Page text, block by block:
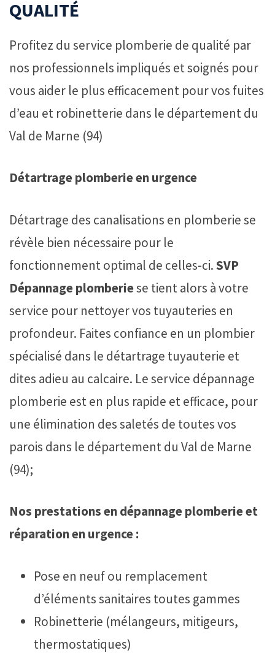
QUALITÉ
Profitez du service plomberie de qualité par
nos professionnels impliqués et soignés pour
vous aider le plus efficacement pour vos fuites
d’eau et robinetterie dans le département du
Val de Marne (94)
Détartrage plomberie en urgence
Détartrage des canalisations en plomberie se
révèle bien nécessaire pour le
fonctionnement optimal de celles-ci.SVP
Dépannage plomberiese tient alors à votre
service pour nettoyer vos tuyauteries en
profondeur. Faites confiance en un plombier
spécialisé dans le détartrage tuyauterie et
dites adieu au calcaire. Le service dépannage
plomberie est en plus rapide et efficace, pour
une élimination des saletés de toutes vos
parois dans le département du Val de Marne
(94);
Nos prestations en dépannage plomberie et
réparation en urgence :
Pose en neuf ou remplacement
d’éléments sanitaires toutes gammes
Robinetterie (mélangeurs, mitigeurs,
thermostatiques)